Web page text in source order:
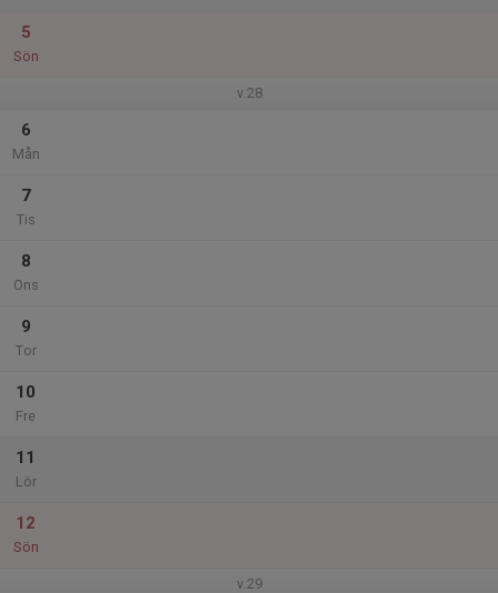
5
Sön
v.28
6
Mån
7
Tis
8
Ons
9
Tor
10
Fre
11
Lör
12
Sön
v.29